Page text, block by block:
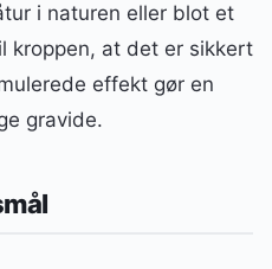
i naturen eller blot et
at det er sikkert
effekt gør en
gravide.